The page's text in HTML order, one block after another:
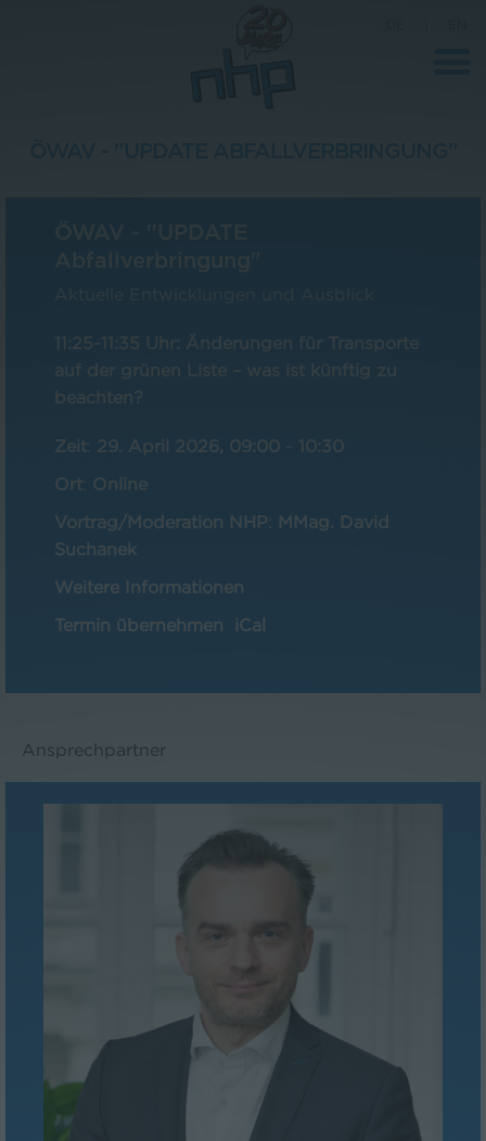
Pressebereich
Kontakt
11:25-11:35 Uhr: Änderungen für Transporte
auf der grünen Liste – was ist künftig zu
beachten?
Zeit 29. April 2026, 09:00
10:30
Ort Online
Vortrag/Moderation NHP
MMag. David
Suchanek
Weitere Informationen
Termin übernehmen
iCal
Ansprechpartner